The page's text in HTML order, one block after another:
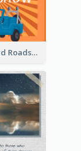
Vintage Card Roadshow Instagram Post